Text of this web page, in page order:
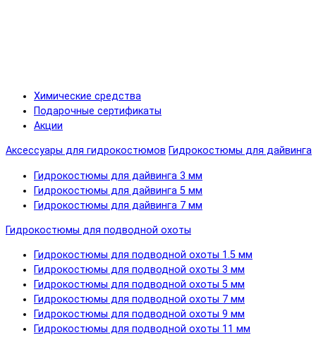
Химические средства
Подарочные сертификаты
Акции
Аксессуары для гидрокостюмов Гидрокостюмы для дайвинга
Гидрокостюмы для дайвинга 3 мм
Гидрокостюмы для дайвинга 5 мм
Гидрокостюмы для дайвинга 7 мм
Гидрокостюмы для подводной охоты
Гидрокостюмы для подводной охоты 1.5 мм
Гидрокостюмы для подводной охоты 3 мм
Гидрокостюмы для подводной охоты 5 мм
Гидрокостюмы для подводной охоты 7 мм
Гидрокостюмы для подводной охоты 9 мм
Гидрокостюмы для подводной охоты 11 мм